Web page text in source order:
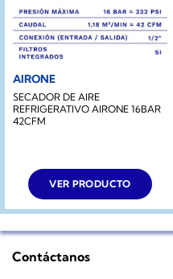
AIRONE
SECADOR DE AIRE
REFRIGERATIVO AIRONE 16BAR
42CFM
VER PRODUCTO
Contáctanos